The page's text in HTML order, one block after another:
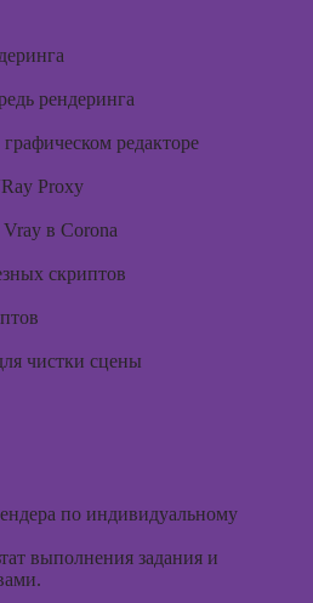
рендеринга
редакторе
Proxy
в Corona
скриптов
чистки сцены
по индивидуальному
выполнения задания и